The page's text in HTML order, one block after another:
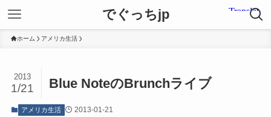
でぐっちjp
ホーム アメリカ生活
Blue NoteのBrunchライブ
2013
1/21
アメリカ生活 2013-01-21